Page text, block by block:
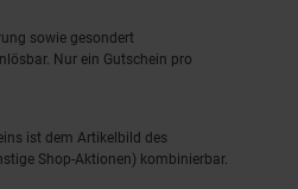
sowie gesondert
Nur ein Gutschein pro
ist dem Artikelbild des
Shop-Aktionen) kombinierbar.